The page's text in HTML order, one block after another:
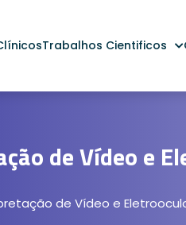
Trabalhos Cientificos
de Vídeo e
de Vídeo e